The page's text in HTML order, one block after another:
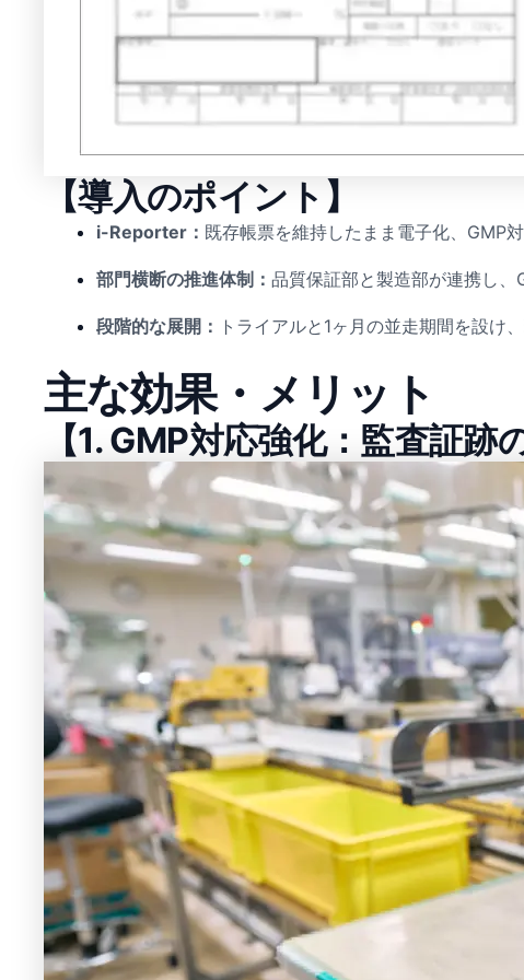
【導入のポイント】
i-Reporter： 既存帳票を維持したまま電子化、GMP
部門横断の推進体制： 品質保証部と製造部が連携し
段階的な展開： トライアルと1ヶ月の並走期間を設け
主な効果・メリット
【1. GMP対応強化：監査証